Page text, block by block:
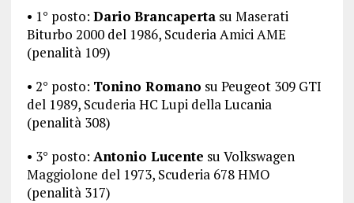
• 1° posto: Dario Brancapertasu Maserati
Biturbo 2000 del 1986, Scuderia Amici AME
(penalità 109)
• 2° posto: Tonino Romano su Peugeot 309 GTI
del 1989, Scuderia HC Lupi della Lucania
(penalità 308)
• 3° posto: Antonio Lucente su Volkswagen
Maggiolone del 1973, Scuderia 678 HMO
(penalità 317)